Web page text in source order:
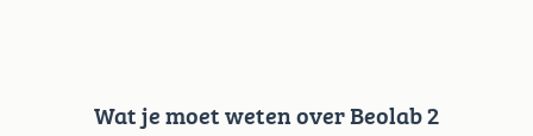
Wat je moet weten over Beolab 2